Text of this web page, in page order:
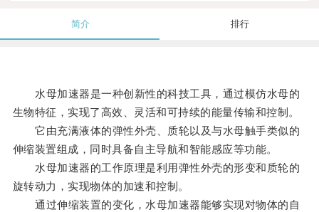
简介 排行
水母加速器是一种创新性的科技工具，通过模仿水母的
生物特征，实现了高效、灵活和可持续的能量传输和控制。
它由充满液体的弹性外壳、质轮以及与水母触手类似的
伸缩装置组成，同时具备自主导航和智能感应等功能。
水母加速器的工作原理是利用弹性外壳的形变和质轮的
旋转动力，实现物体的加速和控制。
通过伸缩装置的变化，水母加速器能够实现对物体的自